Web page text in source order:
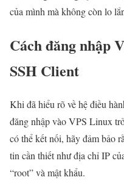
của mình mà không còn lo
Cách đăng nhập
SSH Client
Khi đã hiểu rõ về hệ điều
đăng nhập vào VPS Linux
có thể kết nối, hãy đảm bảo
tin cần thiết như địa chỉ IP
“root” và mật khẩu.